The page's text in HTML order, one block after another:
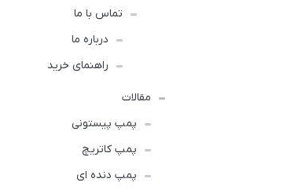
تماس با ما
درباره ما
راهنمای خرید
مقالات
پمپ پیستونی
پمپ کاتریچ
پمپ دنده ای